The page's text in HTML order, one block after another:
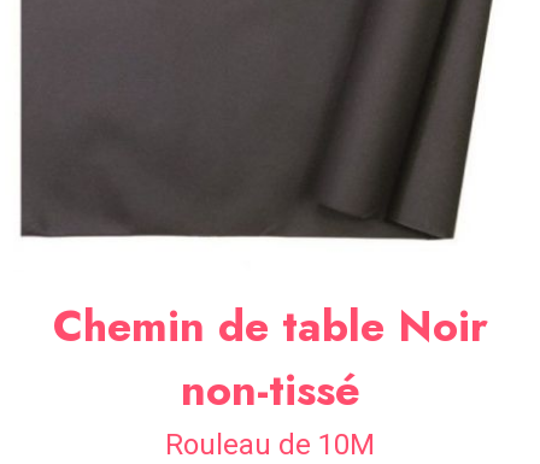
CONTACT
Chemin de table Noir
non-tissé
Rouleau de 10M